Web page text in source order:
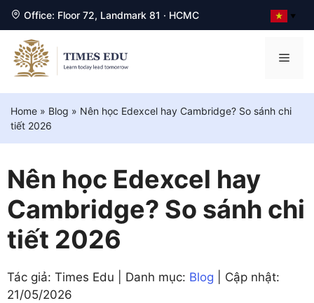
Office: Floor 72, Landmark 81 · HCMC ▼
Chuyển
đến
nội
dung
Home » Blog » Nên học Edexcel hay Cambridge? So sánh chi
tiết 2026
Nên học Edexcel hay
Cambridge? So sánh chi
tiết 2026
Tác giả: Times Edu | Danh mục: Blog | Cập nhật:
21/05/2026